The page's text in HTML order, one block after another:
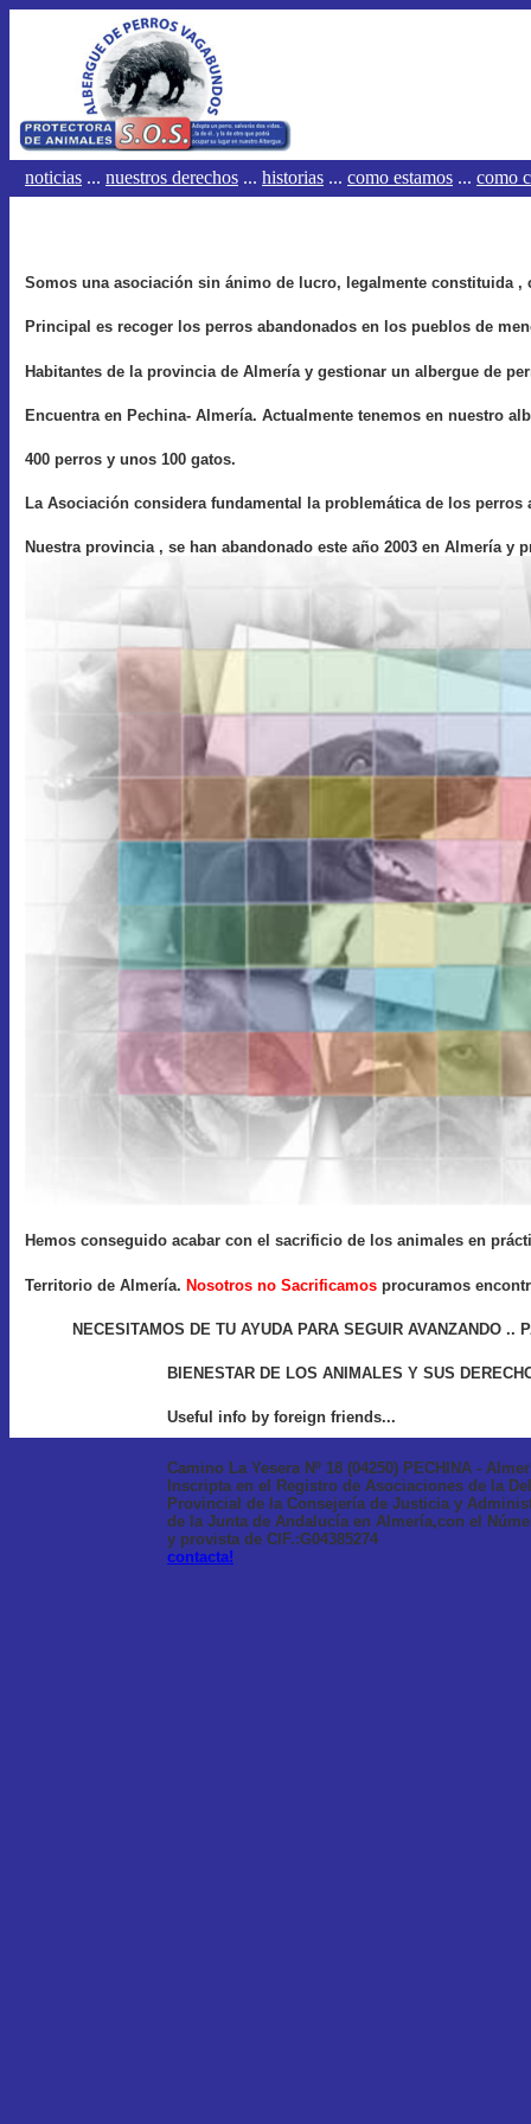
Somos una asociación sin ánimo de lucro, legalmente constituida ,
Principal es recoger los perros abandonados en los pueblos de
Habitantes de la provincia de Almería y gestionar un albergue de
Encuentra en Pechina- Almería. Actualmente tenemos en nuestro
400 perros y unos 100 gatos.
La Asociación considera fundamental la problemática de los perros
Nuestra provincia , se han abandonado este año 2003 en Almería y
Hemos conseguido acabar con el sacrificio de los animales en
Territorio de Almería. Nosotros no Sacrificamos procuramos
NECESITAMOS DE TU AYUDA PARA SEGUIR AVANZANDO ..
BIENESTAR DE LOS ANIMALES Y SUS
Useful info by foreign friends...
Camino La Yesera Nº 18 (04250) PECHINA -
Inscripta en el Registro de Asociaciones de la
Provincial de la Consejería de Justicia y
de la Junta de Andalucía en Almería,con el
y provista de CIF.:G04385274
contacta!
noticias ... nuestros derechos ... historias ... como estamos ... como